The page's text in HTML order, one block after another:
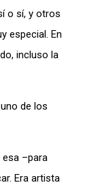
o sí, y otros
especial. En
incluso la
de los
esa –para
Era artista